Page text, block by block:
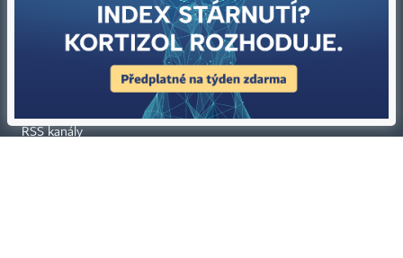
Koupit / darovat předplatné
RSS kanály